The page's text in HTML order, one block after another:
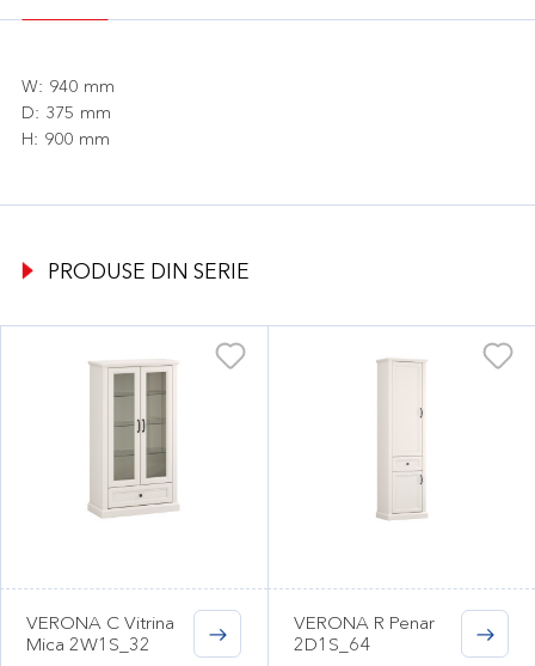
W: 940 mm
D: 375 mm
H: 900 mm
PRODUSE DIN SERIE
VERONA C Vitrina
Mica 2W1S_32
VERONA R Penar
2D1S_64